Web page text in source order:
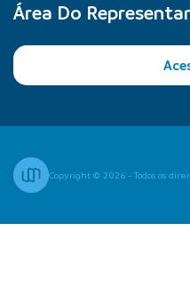
Área Do
Copyright © 2026 - Todos os